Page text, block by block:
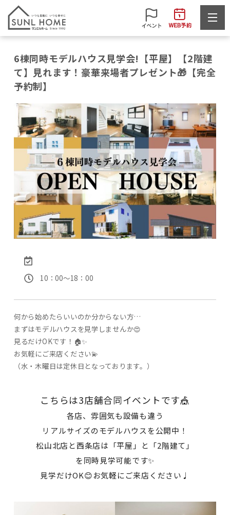
6棟同時モデルハウス見学会!【平屋】【2階建
て】見れます！豪華来場者プレゼント🎁【完全
予約制】
10：00〜18：00
何から始めたらいいのか分からない方…
まずはモデルハウスを見学しませんか😍
見るだけOKです！🏠✨
お気軽にご来店ください💫
（水・木曜日は定休日となっております。）
こちらは3店舗合同イベントです🎪
各店、雰囲気も設備も違う
リアルサイズのモデルハウスを公開中！
松山北店と西条店は「平屋」と「2階建て」
を同時見学可能です✨
見学だけOK😊お気軽にご来店ください♩